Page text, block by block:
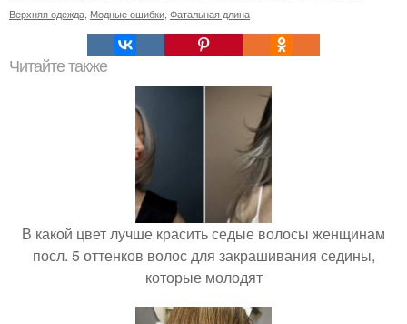
Верхняя одежда Модные ошибки Фатальная длина
Читайте также
В какой цвет лучше красить седые волосы женщинам
посл. 5 оттенков волос для закрашивания седины,
которые молодят